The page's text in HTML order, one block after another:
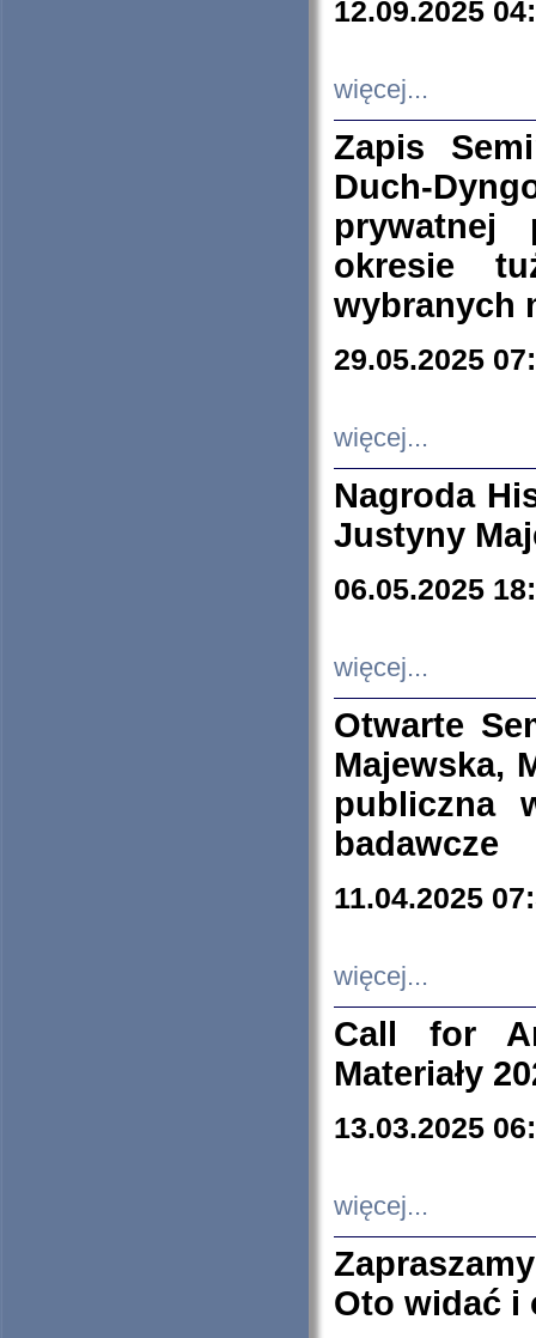
12.09.2025
więcej...
Zapis
Duch-
prywatnej
okresie
wybranych
29.05.2025
więcej...
Nagroda
Justyny
06.05.2025
więcej...
Otwarte
Majewska,
publiczna
badawcze
11.04.2025
więcej...
Call for
Materiały
13.03.2025
więcej...
Oto widać i